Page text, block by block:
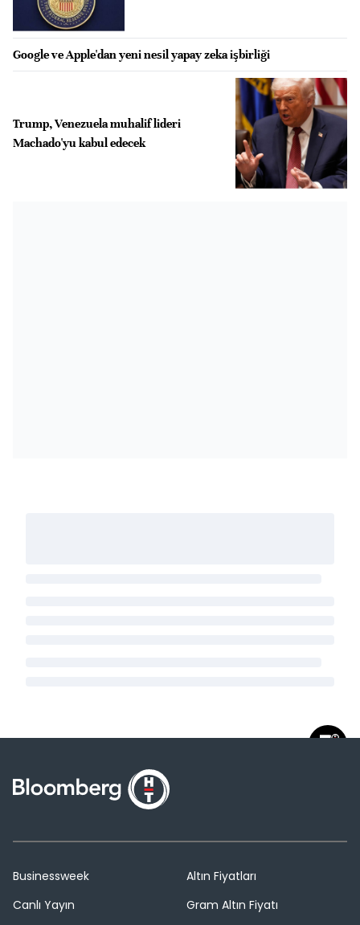
Google ve Apple'dan yeni nesil yapay zeka işbirliği
Trump, Venezuela muhalif lideri
Machado'yu kabul edecek
Businessweek
Canlı Yayın
Altın Fiyatları
Gram Altın Fiyatı